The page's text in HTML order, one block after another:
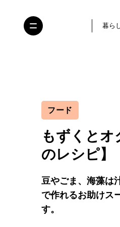
暮ら
フード
もずくとオ
のレシピ】
豆やごま、海藻は
で作れるお助けス
す。